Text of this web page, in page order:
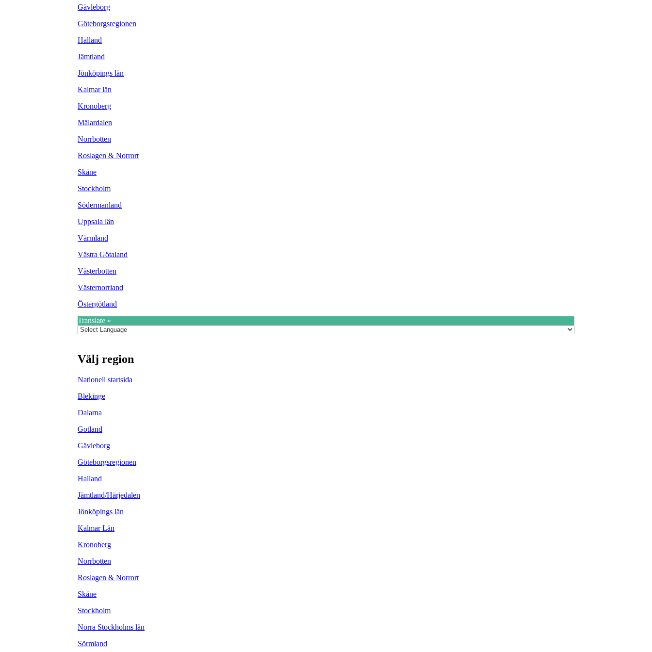
Gävleborg
Göteborgsregionen
Halland
Jämtland
Jönköpings län
Kalmar län
Kronoberg
Mälardalen
Norrbotten
Roslagen & Norrort
Skåne
Stockholm
Södermanland
Uppsala län
Värmland
Västra Götaland
Västerbotten
Västernorrland
Östergötland
Translate »
Välj region
Nationell startsida
Blekinge
Dalarna
Gotland
Gävleborg
Göteborgsregionen
Halland
Jämtland/Härjedalen
Jönköpings län
Kalmar Län
Kronoberg
Norrbotten
Roslagen & Norrort
Skåne
Stockholm
Norra Stockholms län
Sörmland